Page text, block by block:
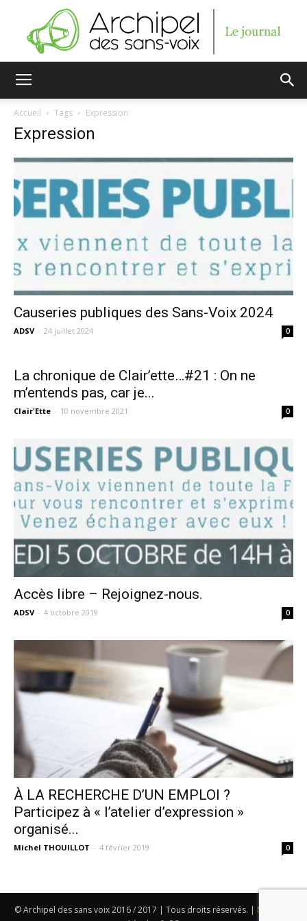
sans-
voix
Accueil Tags Expression
Expression
Causeries publiques des Sans-Voix 2024
ADSV - 24 juillet 2024 0
La chronique de Clair’ette…#21 : On ne
m’entends pas, car je...
Clair'Ette - 10 novembre 2021 0
Accès libre – Rejoignez-nous.
ADSV - 4 octobre 2019 0
À LA RECHERCHE D’UN EMPLOI ?
Participez à « l’atelier d’expression »
organisé...
Michel THOUILLOT - 4 février 2019 0
© Archipel des sans voix 2016 / 2017 | Tous droits réservés. | Mentions